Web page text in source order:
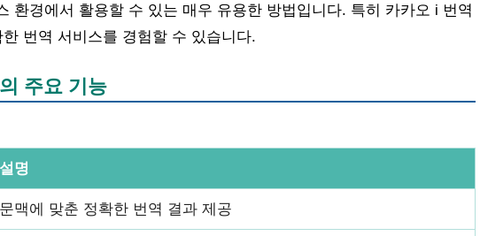
환경에서 활용할 수 있는 매우 유용한 방법입니다. 특히 카카오 i 번역
번역 서비스를 경험할 수 있습니다.
주요 기능
설명
문맥에 맞춘 정확한 번역 결과 제공